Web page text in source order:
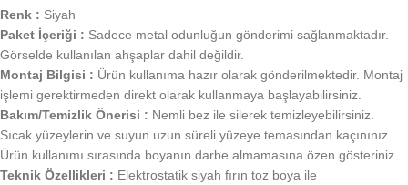
Renk : Siyah
Paket İçeriği : Sadece metal odunluğun gönderimi sağlanmaktadır.
Görselde kullanılan ahşaplar dahil değildir.
Montaj Bilgisi : Ürün kullanıma hazır olarak gönderilmektedir. Montaj
işlemi gerektirmeden direkt olarak kullanmaya başlayabilirsiniz.
Bakım/Temizlik Önerisi : Nemli bez ile silerek temizleyebilirsiniz.
Sıcak yüzeylerin ve suyun uzun süreli yüzeye temasından kaçınınız.
Ürün kullanımı sırasında boyanın darbe almamasına özen gösteriniz.
Teknik Özellikleri : Elektrostatik siyah fırın toz boya ile